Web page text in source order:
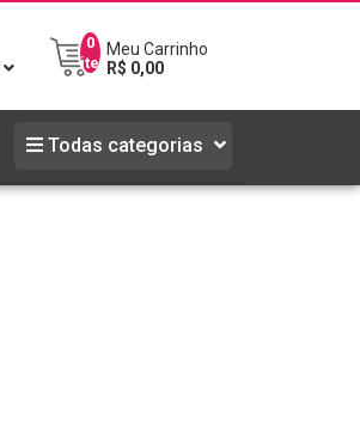
0
iten
Meu Carrinho
R$ 0,00
Todas categorias